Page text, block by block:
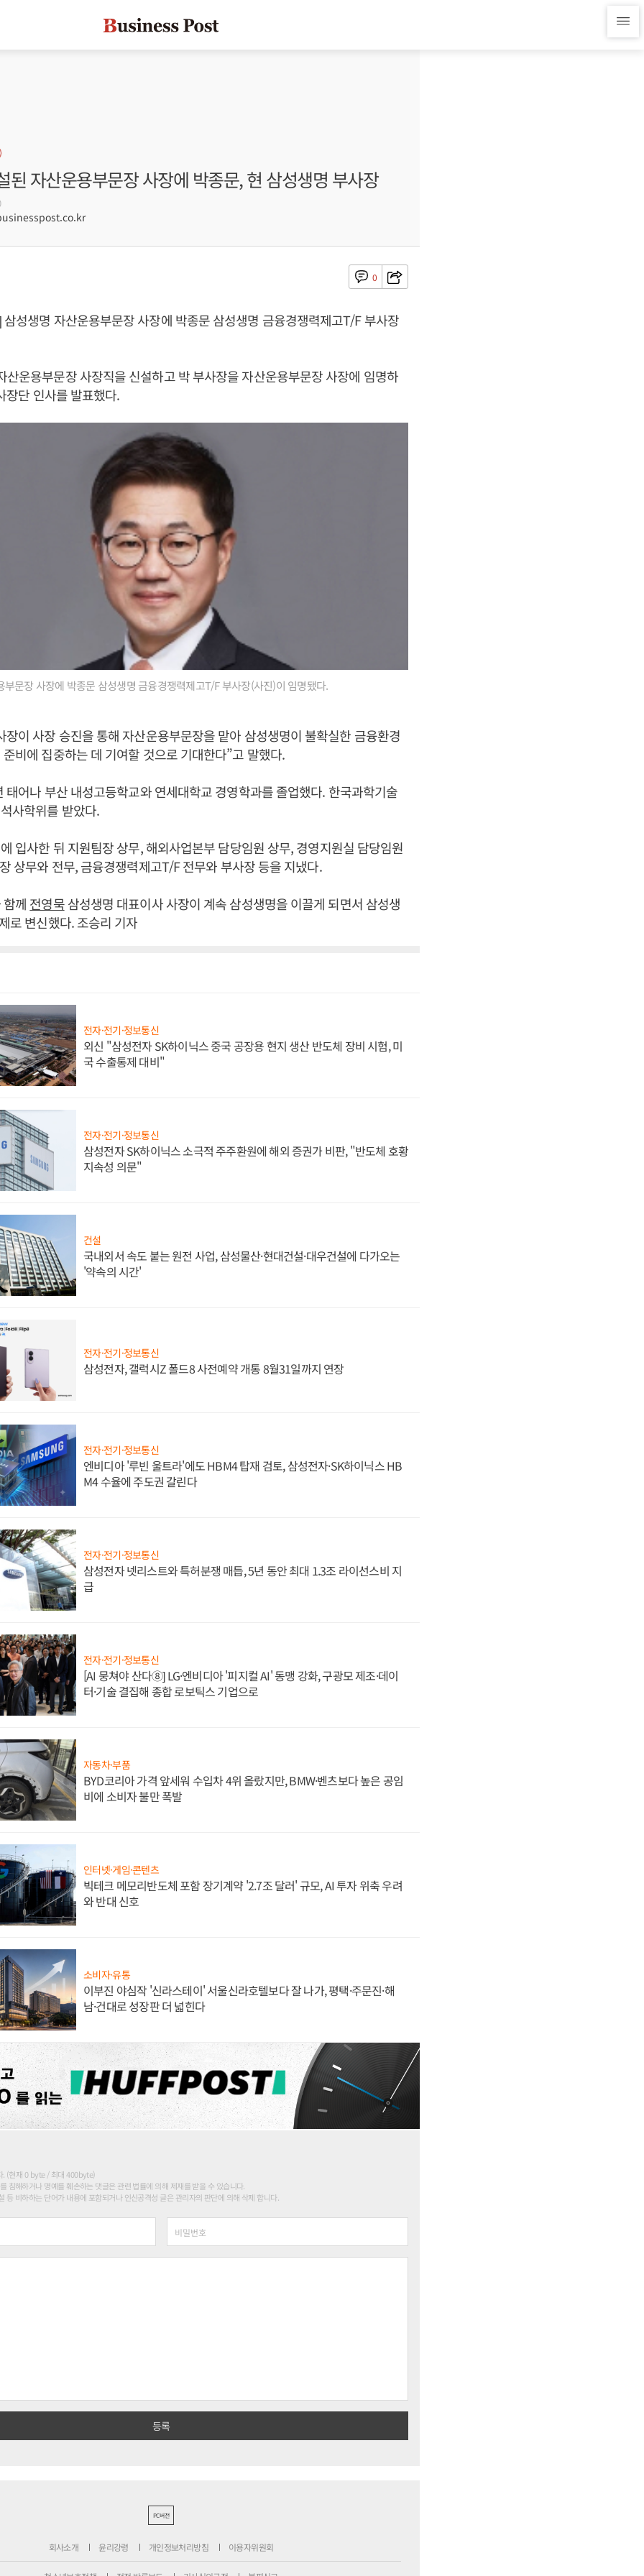
된 자산운용부문장 사장에 박종문, 현 삼성생명 부사장
0
성생명 자산운용부문장 사장에 박종문 삼성생명 금융경쟁력제고T/F 부사장
산운용부문장 사장직을 신설하고 박 부사장을 자산운용부문장 사장에 임명하
장단 인사를 발표했다.
문장 사장에 박종문 삼성생명 금융경쟁력제고T/F 부사장(사진)이 임명됐다.
장이 사장 승진을 통해 자산운용부문장을 맡아 삼성생명이 불확실한 금융환경
비에 집중하는 데 기여할 것으로 기대한다”고 말했다.
태어나 부산 내성고등학교와 연세대학교 경영학과를 졸업했다. 한국과학기술
사학위를 받았다.
입사한 뒤 지원팀장 상무, 해외사업본부 담당임원 상무, 경영지원실 담당임원
상무와 전무, 금융경쟁력제고T/F 전무와 부사장 등을 지냈다.
께 전영묵삼성생명 대표이사 사장이 계속 삼성생명을 이끌게 되면서 삼성생
로 변신했다. 조승리 기자
전자·전기·정보통신
외신 "삼성전자 SK하이닉스 중국 공장용 현지 생산 반도체 장비 시험, 미
국 수출통제 대비"
전자·전기·정보통신
삼성전자 SK하이닉스 소극적 주주환원에 해외 증권가 비판, "반도체 호황
지속성 의문"
건설
국내외서 속도 붙는 원전 사업, 삼성물산·현대건설·대우건설에 다가오는
'약속의 시간'
전자·전기·정보통신
삼성전자, 갤럭시Z 폴드8 사전예약 개통 8월31일까지 연장
전자·전기·정보통신
엔비디아 '루빈 울트라'에도 HBM4 탑재 검토, 삼성전자·SK하이닉스 HB
M4 수율에 주도권 갈린다
전자·전기·정보통신
삼성전자 넷리스트와 특허분쟁 매듭, 5년 동안 최대 1.3조 라이선스비 지
급
전자·전기·정보통신
[AI 뭉쳐야 산다⑧] LG·엔비디아 '피지컬 AI' 동맹 강화, 구광모 제조·데이
터·기술 결집해 종합 로보틱스 기업으로
자동차·부품
BYD코리아 가격 앞세워 수입차 4위 올랐지만, BMW·벤츠보다 높은 공임
비에 소비자 불만 폭발
인터넷·게임·콘텐츠
빅테크 메모리반도체 포함 장기계약 '2.7조 달러' 규모, AI 투자 위축 우려
와 반대 신호
소비자·유통
이부진 야심작 '신라스테이' 서울신라호텔보다 잘 나가, 평택·주문진·해
남·건대로 성장판 더 넓힌다
. (현재 0 byte / 최대 400byte)
침해하거나 명예를 훼손하는 댓글은 관련 법률에 의해 제재를 받을 수 있습니다.
등 비하하는 단어가 내용에 포함되거나 인신공격성 글은 관리자의 판단에 의해 삭제 합니다.
PC버전
회사소개 윤리강령 개인정보처리방침 이용자위원회